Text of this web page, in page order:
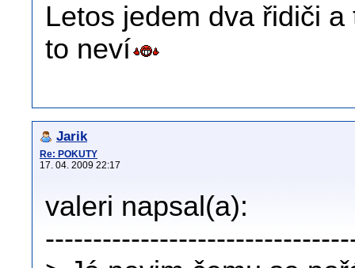
Letos jedem dva řidiči
to neví
Jarik
Re: POKUTY
17. 04. 2009 22:17
valeri napsal(a):